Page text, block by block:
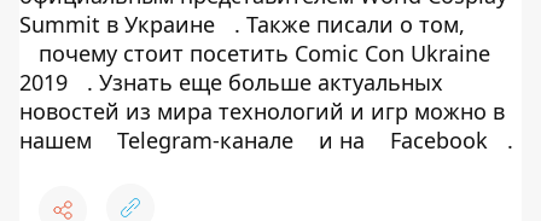
Summit в Украине
. Также писали о том,
почему стоит посетить Comic Con Ukraine
2019
. Узнать еще больше актуальных
новостей из мира технологий и игр можно в
нашем
Telegram-канале и на Facebook .